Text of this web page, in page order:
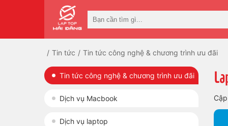
Tin tức Tin tức công nghệ & chương trình ưu đãi
Tin tức công nghệ & chương trình ưu đãi
Dịch vụ Macbook
Dịch vụ laptop